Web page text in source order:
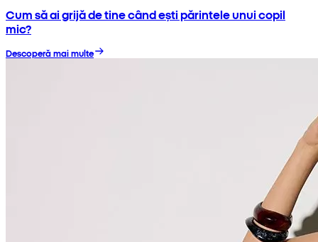
Cum să ai grijă de tine când ești părintele unui copil
mic?
Descoperă mai multe